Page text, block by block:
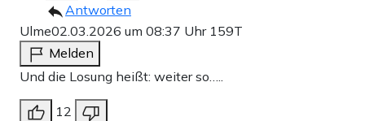
Antworten
Ulme02.03.2026 um 08:37 Uhr 159T
Melden
Und die Losung heißt: weiter so…..
12